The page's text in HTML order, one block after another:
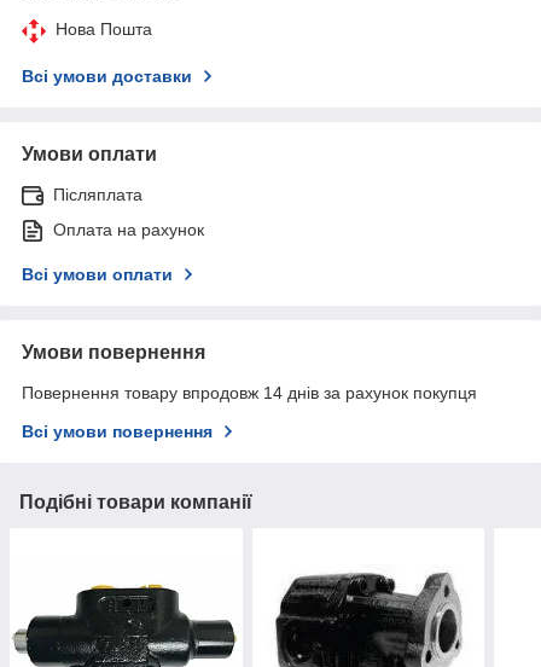
Нова Пошта
Всі умови доставки
Умови оплати
Післяплата
Оплата на рахунок
Всі умови оплати
Умови повернення
Повернення товару впродовж 14 днів за рахунок покупця
Всі умови повернення
Подібні товари компанії